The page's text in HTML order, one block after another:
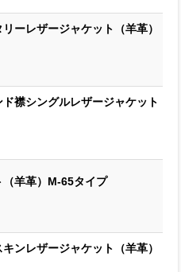
リーレザージャケット（羊革）
ド襟シングルレザージャケット
（羊革）M-65タイプ
キンレザージャケット（羊革）